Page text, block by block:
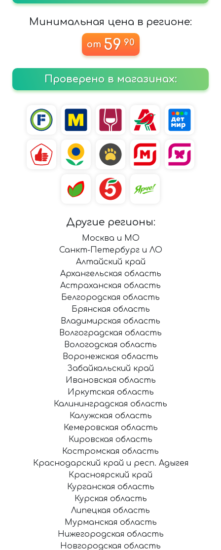
Минимальная цена в регионе:
от 59 90
Проверено в магазинах:
Другие регионы:
Москва и МО
Санкт-Петербург и ЛО
Алтайский край
Архангельская область
Астраханская область
Белгородская область
Брянская область
Владимирская область
Волгоградская область
Вологодская область
Воронежская область
Забайкальский край
Ивановская область
Иркутская область
Калининградская область
Калужская область
Кемеровская область
Кировская область
Костромская область
Краснодарский край и респ. Адыгея
Красноярский край
Курганская область
Курская область
Липецкая область
Мурманская область
Нижегородская область
Новгородская область